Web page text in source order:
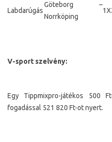
Labdarúgás
Göteborg –
Norrköping
V-sport szelvény:
Egy Tippmixpro-játékos 500
fogadással 521 820 Ft-ot nyert.